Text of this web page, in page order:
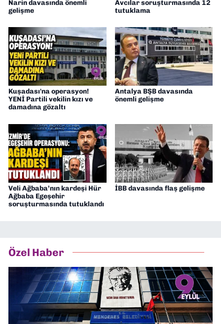
Narin davasında önemli
gelişme
Avcılar soruşturmasında 12
tutuklama
Kuşadası'na operasyon!
YENİ Partili vekilin kızı ve
damadına gözaltı
Antalya BŞB davasında
önemli gelişme
Veli Ağbaba’nın kardeşi Hür
Ağbaba Egeşehir
soruşturmasında tutuklandı
İBB davasında flaş gelişme
Özel Haber